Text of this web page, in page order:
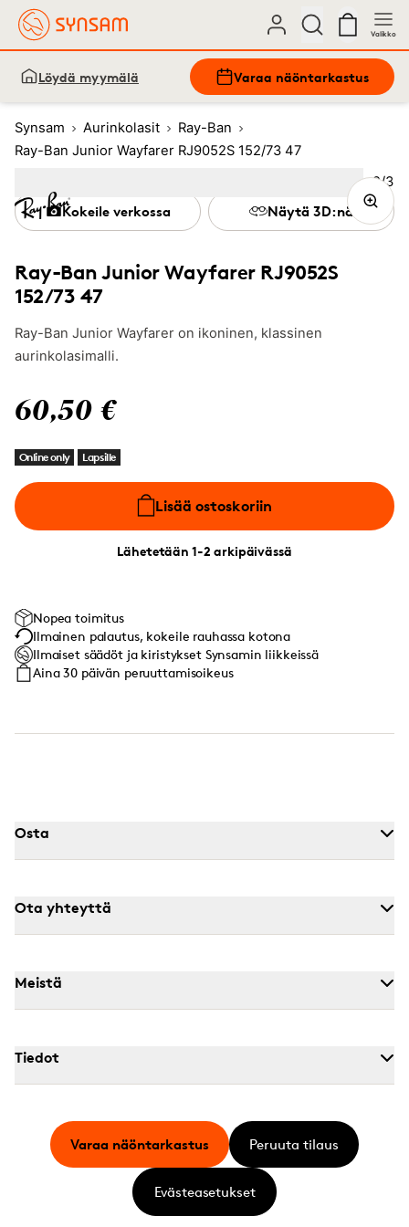
Valikko
Löydä myymälä Varaa näöntarkastus
Synsam Aurinkolasit
Ray-Ban
Ray-Ban Junior Wayfarer RJ9052S 152/73 47
Ray-Ban Junior Wayfarer RJ9052S
152/73 47
Ray-Ban Junior Wayfarer on ikoninen, klassinen
aurinkolasimalli.
60,50 €
Online only Lapsille
Lisää ostoskoriin
Lähetetään 1-2 arkipäivässä
Kokeile verkossa Näytä 3D:nä
Nopea toimitus
Ilmainen palautus, kokeile rauhassa kotona
Ilmaiset säädöt ja kiristykset Synsamin liikkeissä
Aina 30 päivän peruuttamisoikeus
Kuva
2/3
3
Osta
Ota yhteyttä
Meistä
Tiedot
Varaa näöntarkastus Peruuta tilaus
Evästeasetukset